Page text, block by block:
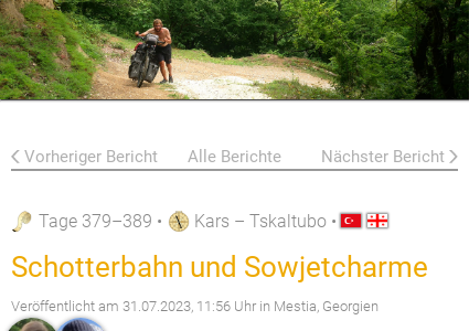
Vorheriger Bericht Alle Berichte Nächster Bericht
Tage 379–389 • Kars – Tskaltubo •
Schotterbahn und Sowjetcharme
Veröffentlicht am 31.07.2023, 11:56 Uhr in Mestia, Georgien